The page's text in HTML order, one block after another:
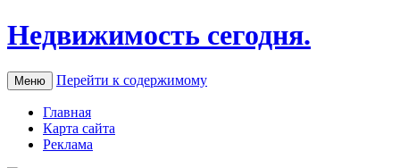
Недвижимость сегодня.
Меню Перейти к содержимому
Главная
Карта сайта
Реклама